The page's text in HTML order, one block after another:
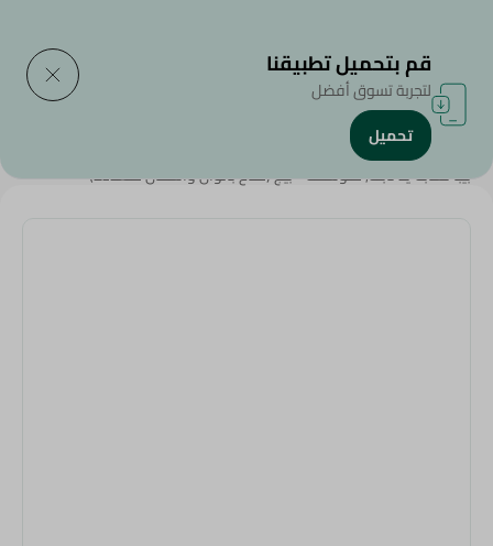
الرئيسية/المنزل والحديقة
بيبا نشابه يد ثابته, متوسطة - بيج (متاح بالوان واشكال متعددة)
قم بتحميل تطبيقنا
لتجربة تسوق أفضل
تحميل